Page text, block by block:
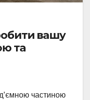
вашу
та
частиною